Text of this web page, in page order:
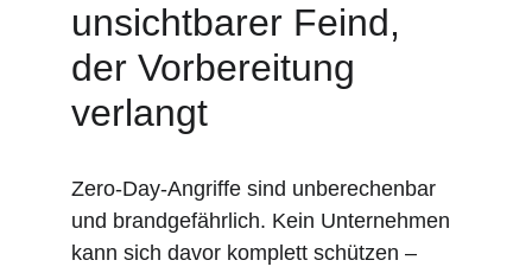
unsichtbarer Feind,
der Vorbereitung
verlangt
Zero-Day-Angriffe sind unberechenbar
und brandgefährlich. Kein Unternehmen
kann sich davor komplett schützen –